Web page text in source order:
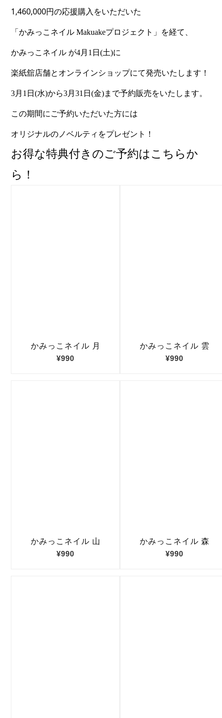
1,460,000円の応援購入をいただいた
「かみっこネイル Makuakeプロジェクト」を経て、
かみっこネイル が4月 1 日(土)に
楽紙舘店舗とオンラインショップにて発売いたします！
3月 1 日(水)から3月31 日(金)まで予約販売をいたします。
この期間にご予約いただいた方には
オリジナルのノベルティをプレゼント！
お得な特典付きのご予約はこちらか
ら！